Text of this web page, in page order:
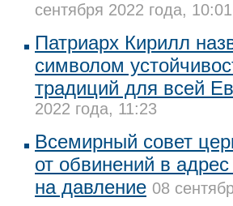
сентября 2022 года, 10:01
Патриарх Кирилл
символом
традиций для всей
2022 года, 11:23
Всемирный совет
от обвинений в
на давление 08